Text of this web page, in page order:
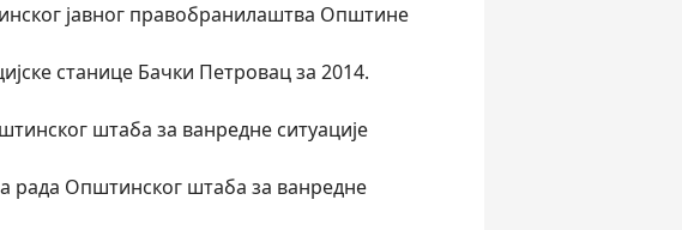
јавног правобранилаштва Општине
станице Бачки Петровац за 2014.
штаба за ванредне ситуације
рада Општинског штаба за ванредне